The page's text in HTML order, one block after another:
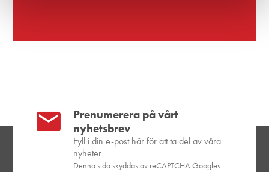
Prenumerera på vårt
nyhetsbrev
Fyll i din e-post här för att ta del av våra
nyheter
Denna sida skyddas av reCAPTCHA Googles